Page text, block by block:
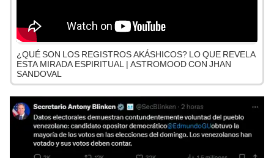
¿QUÉ SON LOS REGISTROS AKÁSHICOS? LO QUE REVELA
ESTA MIRADA ESPIRITUAL | ASTROMOOD CON JHAN
SANDOVAL